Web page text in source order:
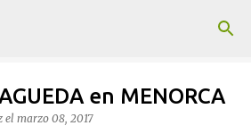
principal
en MENORCA
el marzo 08, 2017